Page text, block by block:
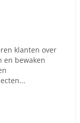
klanten over
en bewaken